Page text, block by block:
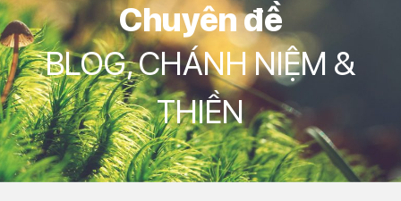
Chuyên đề
BLOG,CHÁNH NIỆM &
THIỀN